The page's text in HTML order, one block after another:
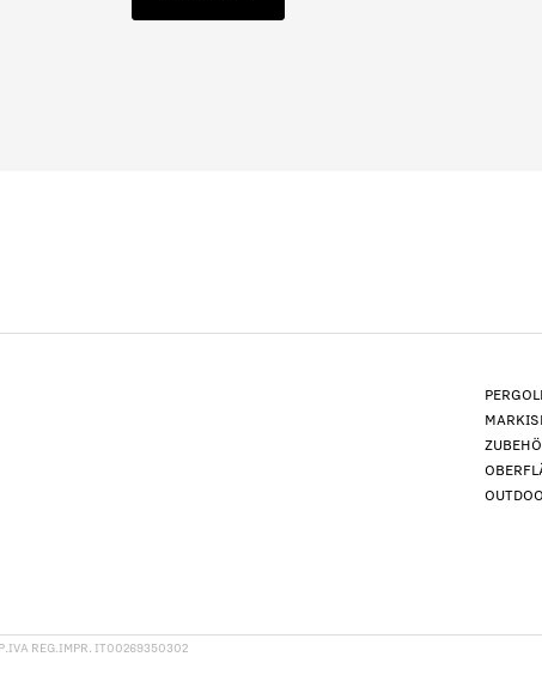
P.IVA REG.IMPR. IT00269350302